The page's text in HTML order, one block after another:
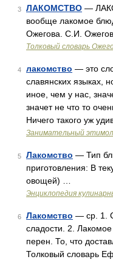
3 ЛАКОМСТВО —
вообще лакомое
Ожегова. С.И.
Толковый словарь
4 лакомство — это
славянских языках,
иное, чем у нас,
значет не что то
Ничего такого уж
Занимательный
5 Лакомство — Тип
приготовления: В
овощей) …
Энциклопедия
6 Лакомство — ср. 1.
сладости. 2.
перен. То, что
Толковый словарь